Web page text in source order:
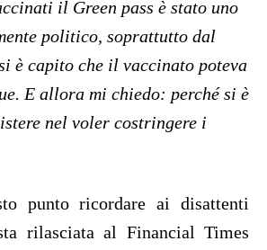
il Green pass è stato uno
politico, soprattutto dal
è capito che il vaccinato poteva
E allora mi chiedo: perché si è
nel voler costringere i
punto ricordare ai disattenti
rilasciata al Financial Times